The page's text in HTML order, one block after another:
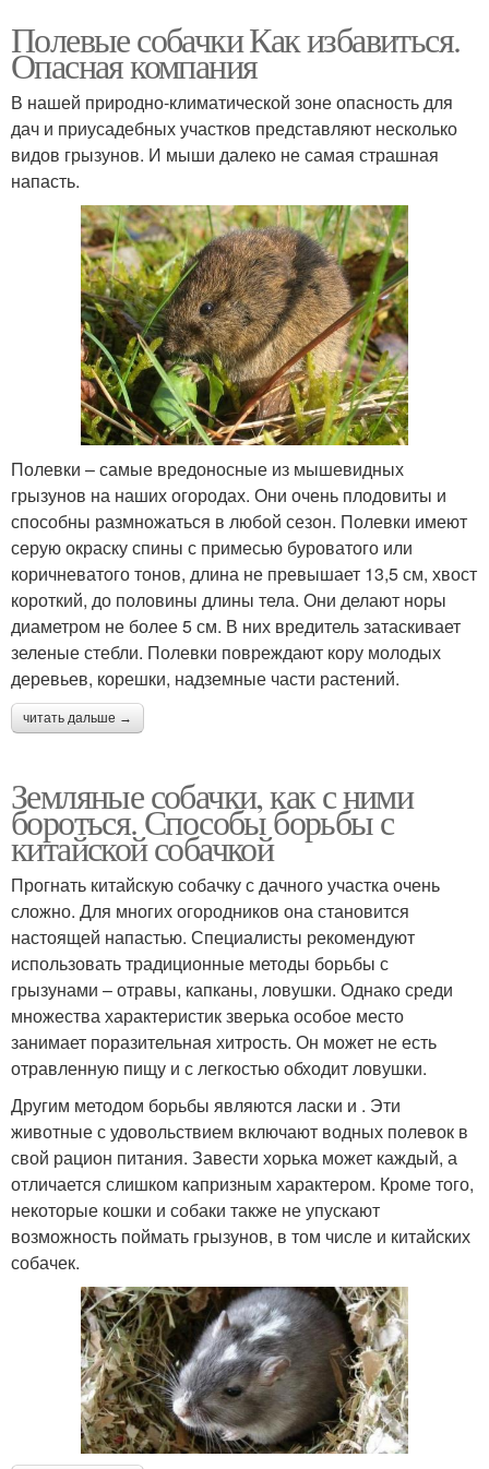
Полевые собачки Как избавиться.
Опасная компания
В нашей природно-климатической зоне опасность для
дач и приусадебных участков представляют несколько
видов грызунов. И мыши далеко не самая страшная
напасть.
Полевки – самые вредоносные из мышевидных
грызунов на наших огородах. Они очень плодовиты и
способны размножаться в любой сезон. Полевки имеют
серую окраску спины с примесью буроватого или
коричневатого тонов, длина не превышает 13,5 см, хвост
короткий, до половины длины тела. Они делают норы
диаметром не более 5 см. В них вредитель затаскивает
зеленые стебли. Полевки повреждают кору молодых
деревьев, корешки, надземные части растений.
читать дальше →
Земляные собачки, как с ними
бороться. Способы борьбы с
китайской собачкой
Прогнать китайскую собачку с дачного участка очень
сложно. Для многих огородников она становится
настоящей напастью. Специалисты рекомендуют
использовать традиционные методы борьбы с
грызунами – отравы, капканы, ловушки. Однако среди
множества характеристик зверька особое место
занимает поразительная хитрость. Он может не есть
отравленную пищу и с легкостью обходит ловушки.
Другим методом борьбы являются ласки и . Эти
животные с удовольствием включают водных полевок в
свой рацион питания. Завести хорька может каждый, а
отличается слишком капризным характером. Кроме того,
некоторые кошки и собаки также не упускают
возможность поймать грызунов, в том числе и китайских
собачек.